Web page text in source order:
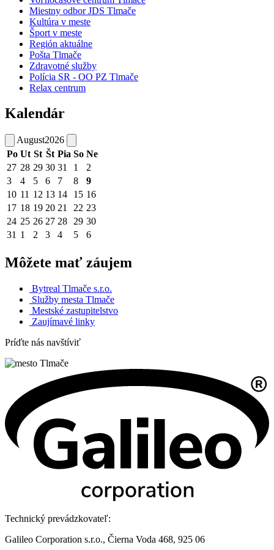
Miestny odbor JDS Tlmače
Kultúra v meste
Šport v meste
Región aktuálne
Pošta Tlmače
Zdravotné služby
Polícia SR - OO PZ Tlmače
Relax centrum
Kalendár
August2026
Po Ut St Št Pia So Ne
27 28 29 30 31 1
2
3
4 5 6 7 8
9
10 11 12 13 14 15 16
17 18 19 20 21 22 23
24 25 26 27 28 29 30
31 1 2 3 4 5 6
Môžete mať záujem
Bytreal Tlmače s.r.o.
Služby mesta Tlmače
Mestské zastupitelstvo
Zaujímavé linky
Príďte nás navštíviť
Technický prevádzkovateľ:
Galileo Corporation s.r.o., Čierna Voda 468, 925 06